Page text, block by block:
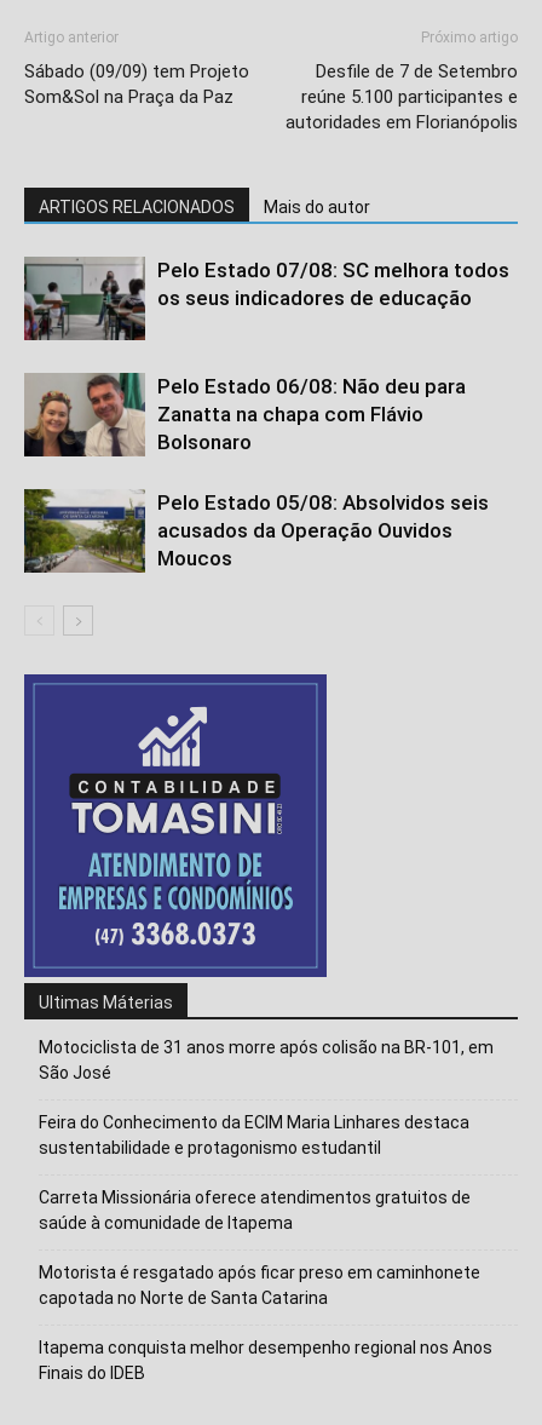
Artigo anterior
Sábado (09/09) tem Projeto
Som&Sol na Praça da Paz
Próximo artigo
Desfile de 7 de Setembro
reúne 5.100 participantes e
autoridades em Florianópolis
ARTIGOS RELACIONADOS Mais do autor
Pelo Estado 07/08: SC melhora todos
os seus indicadores de educação
Pelo Estado 06/08: Não deu para
Zanatta na chapa com Flávio
Bolsonaro
Pelo Estado 05/08: Absolvidos seis
acusados da Operação Ouvidos
Moucos
Ultimas Máterias
Motociclista de 31 anos morre após colisão na BR-101, em
São José
Feira do Conhecimento da ECIM Maria Linhares destaca
sustentabilidade e protagonismo estudantil
Carreta Missionária oferece atendimentos gratuitos de
saúde à comunidade de Itapema
Motorista é resgatado após ficar preso em caminhonete
capotada no Norte de Santa Catarina
Itapema conquista melhor desempenho regional nos Anos
Finais do IDEB